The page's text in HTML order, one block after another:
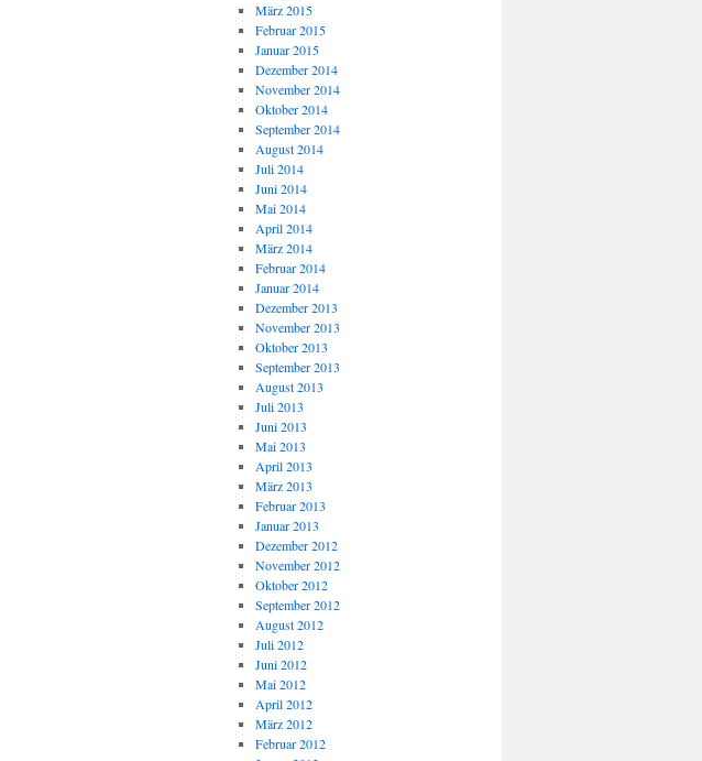
März 2015
Februar 2015
Januar 2015
Dezember 2014
November 2014
Oktober 2014
September 2014
August 2014
Juli 2014
Juni 2014
Mai 2014
April 2014
März 2014
Februar 2014
Januar 2014
Dezember 2013
November 2013
Oktober 2013
September 2013
August 2013
Juli 2013
Juni 2013
Mai 2013
April 2013
März 2013
Februar 2013
Januar 2013
Dezember 2012
November 2012
Oktober 2012
September 2012
August 2012
Juli 2012
Juni 2012
Mai 2012
April 2012
März 2012
Februar 2012